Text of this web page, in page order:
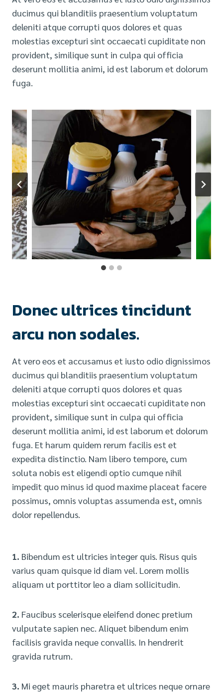
ducimus qui blanditiis praesentium voluptatum
deleniti atque corrupti quos dolores et quas
molestias excepturi sint occaecati cupiditate non
provident, similique sunt in culpa qui officia
deserunt mollitia animi, id est laborum et dolorum
fuga.
Donec ultrices tincidunt
arcu non sodales.
At vero eos et accusamus et iusto odio dignissimos
ducimus qui blanditiis praesentium voluptatum
deleniti atque corrupti quos dolores et quas
molestias excepturi sint occaecati cupiditate non
provident, similique sunt in culpa qui officia
deserunt mollitia animi, id est laborum et dolorum
fuga. Et harum quidem rerum facilis est et
expedita distinctio. Nam libero tempore, cum
soluta nobis est eligendi optio cumque nihil
impedit quo minus id quod maxime placeat facere
possimus, omnis voluptas assumenda est, omnis
dolor repellendus.
1. Bibendum est ultricies integer quis. Risus quis
varius quam quisque id diam vel. Lorem mollis
aliquam ut porttitor leo a diam sollicitudin.
2. Faucibus scelerisque eleifend donec pretium
vulputate sapien nec. Aliquet bibendum enim
facilisis gravida neque convallis. In hendrerit
gravida rutrum.
3. Mi eget mauris pharetra et ultrices neque ornare